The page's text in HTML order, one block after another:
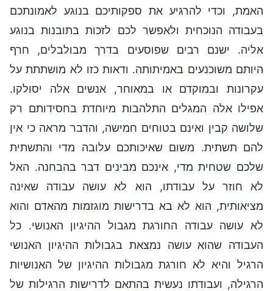
האמת, וכדי להרגיע את ספקותיכם בנוגע לאמונתכם
בעבודה הנוכחית ולאפשר לכם לזכות בתובנות בנוגע
אליה. ישנם רבים שפוסעים בדרך מבולבלים, חרף
היותם משוכנעים באמיתותה. ודאות כזו לא מושתתת על
עקרונות ובמוקדם או במאוחר, אנשים אלה יסולקו.
אפילו אלה המגלים התלהבות מיוחדת בחסידותם רק
שלושה קבין ואינם בטוחים חמישה, והדבר מראה כי אין
להם תשתית. משום שאיכותכם עלובה מדי והתשתית
שלכם שטחית מדי, אינכם מבינים דבר בהבחנה. האל
לא חוזר על עבודתו, הוא לא עושה עבודה שאינה
מציאותית, הוא לא בא בדרישות מוגזמות מהאדם והוא
לא עושה עבודה החורגת מגבול ההיגיון האנושי. כל
העבודה שהוא עושה נמצאת בגבולות ההיגיון האנושי
הרגיל והיא לא חורגת מגבולות ההיגיון של האנושיות
הרגילה, ועבודתו נעשית בהתאם לדרישות הרגילות של